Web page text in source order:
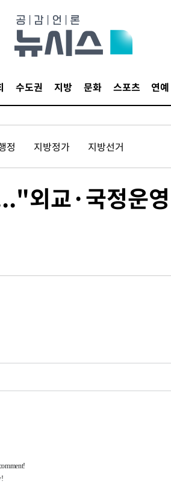
수도권 지방 문화 스포츠 연예
정 지방정가 지방선거
외교·국정운